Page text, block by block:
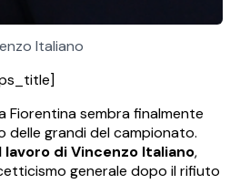
Italiano
Fiorentina sembra finalmente
grandi del campionato.
di Vincenzo Italiano,
generale dopo il rifiuto